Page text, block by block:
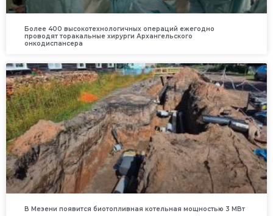
Более 400 высокотехнологичных операций ежегодно
проводят торакальные хирурги Архангельского
онкодиспансера
В Мезени появится биотопливная котельная мощностью 3 МВт